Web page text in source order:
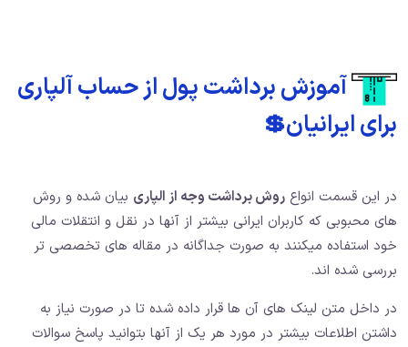
آموزش برداشت پول از حساب آلپاری
برای ایرانیان💲
در این قسمت انواع روش برداشت وجه از الپاری بیان شده و روش
های محبوبی که کاربران ایرانی بیشتر از آنها در نقل و انتقلات مالی
خود استفاده میکنند به صورت جداگانه در مقاله های تخصصی تر
بررسی شده اند.
در داخل متن لینک های آن ها قرار داده شده تا در صورت نیاز به
داشتن اطلاعات بیشتر در مورد هر یک از آنها بتوانید پاسخ سوالات